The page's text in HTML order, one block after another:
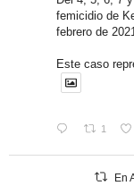
femicidio de
febrero de
Este caso
1
En